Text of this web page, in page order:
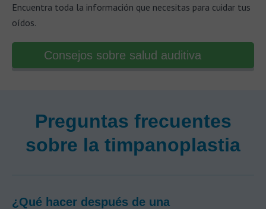
Encuentra toda la información que necesitas para cuidar tus
oídos.
Consejos sobre salud auditiva
Preguntas frecuentes
sobre la timpanoplastia
¿Qué hacer después de una